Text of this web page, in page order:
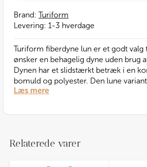
Brand: Turiform
Levering: 1-3 hverdage
Turiform fiberdyne lun er et godt valg
ønsker en behagelig dyne uden brug
Dynen har et slidstærkt betræk i en
bomuld og polyester. Den lune
perfekt til helårsbrug eller til dig, der
Læs mere
Relaterede varer